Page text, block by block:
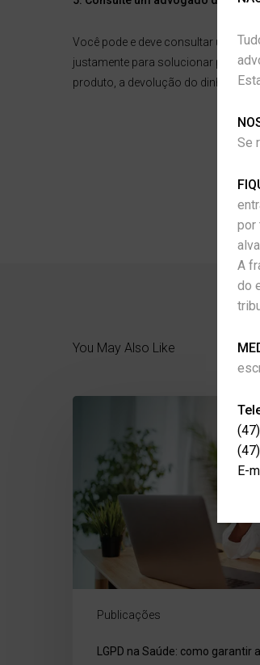
Você pode e deve consultar um
justamente para solucionar
produto, a devolução do dinheiro
You May Also Like
Publicações
LGPD na Saúde: como garantir
Se
por
A
do
E-